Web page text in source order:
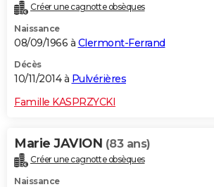
Créer une cagnotte obsèques
Naissance
08/09/1966 à Clermont-Ferrand
Décès
10/11/2014 à Pulvérières
Famille KASPRZYCKI
Marie JAVION (83 ans)
Créer une cagnotte obsèques
Naissance